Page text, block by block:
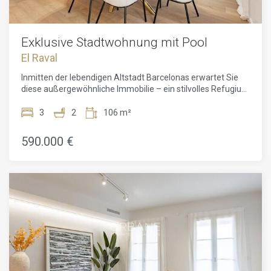
Exklusive Stadtwohnung mit Pool
El Raval
Inmitten der lebendigen Altstadt Barcelonas erwartet Sie
diese außergewöhnliche Immobilie – ein stilvolles Refugium
der charmanten Carrer Tallers. Auf 107,94 m² vereint diese
perfekt für alle, die urbanen Lifestyle mit einer Prise Ruhe
und Eleganz suchen. Die Wohnung liegt im Principal
Materialien, klare architektonische Linien und sorgsam
bewahrte Originalelemente verschmelzen hier zu einem
einzigartigen Wohnkonzept. Von den geschmackvollen
Bodenbelägen bis hin zu den großzügigen Fensterfronten
wurde jeder Aspekt sorgfältig gestaltet, um eine
einladende, warme Atmosphäre zu schaffen. Drei
geräumige Schlafzimmer bieten flexible
Nutzungsmöglichkeiten – sei es als Schlafbereich,
3 2 106 m²
590.000 €